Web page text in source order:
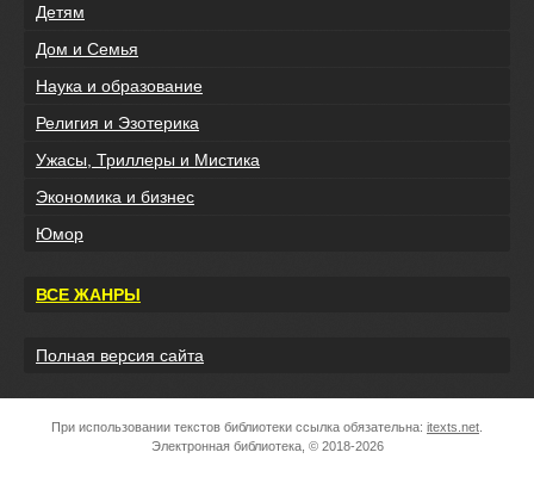
Детям
Дом и Семья
Наука и образование
Религия и Эзотерика
Ужасы, Триллеры и Мистика
Экономика и бизнес
Юмор
ВСЕ ЖАНРЫ
Полная версия сайта
При использовании текстов библиотеки ссылка обязательна: itexts.net
Электронная библиотека, © 2018-2026